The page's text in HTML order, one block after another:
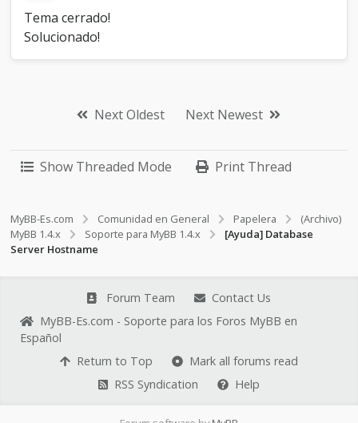
Tema cerrado!
Solucionado!
Next Oldest Next Newest
Show Threaded Mode Print Thread
MyBB-Es.com Comunidad en General Papelera
(Archivo)
MyBB 1.4.x
Soporte para MyBB 1.4.x
[Ayuda] Database
Server Hostname
Forum Team
Contact Us
MyBB-Es.com - Soporte para los Foros MyBB en
Español
Return to Top
Mark all forums read
RSS Syndication
Help